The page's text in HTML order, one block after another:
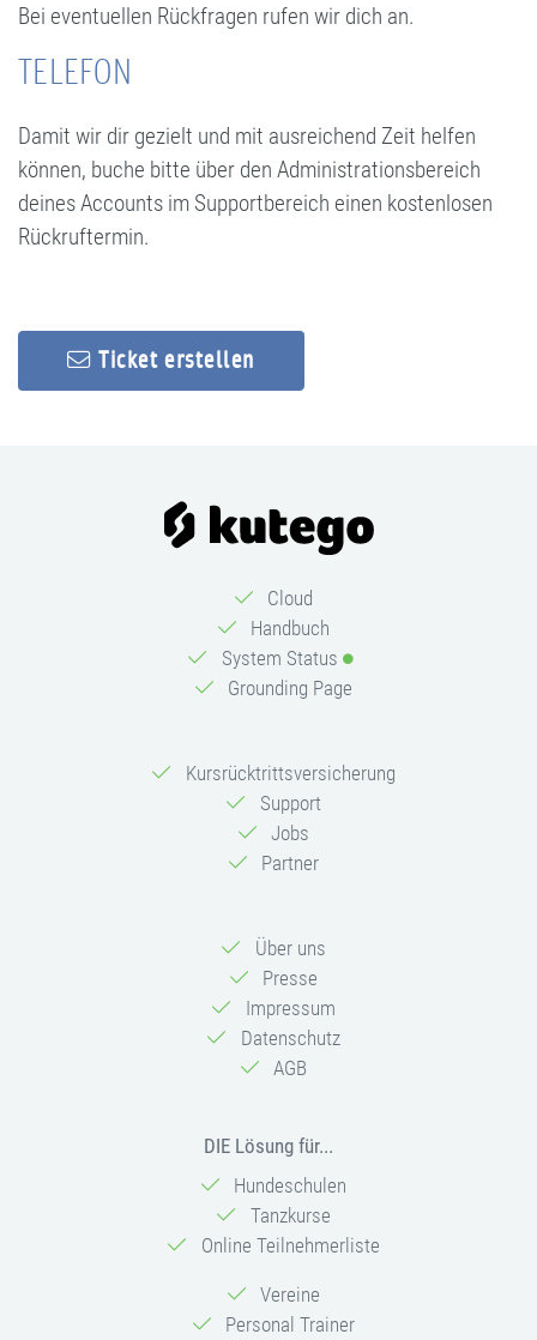
Bei eventuellen Rückfragen rufen wir dich an.
TELEFON
Damit wir dir gezielt und mit ausreichend Zeit helfen
können, buche bitte über den Administrationsbereich
deines Accounts im Supportbereich einen kostenlosen
Rückruftermin.
Ticket erstellen
Cloud
Handbuch
System Status
Grounding Page
Kursrücktrittsversicherung
Support
Jobs
Partner
Über uns
Presse
Impressum
Datenschutz
AGB
DIE Lösung für...
Hundeschulen
Tanzkurse
Online Teilnehmerliste
Vereine
Personal Trainer